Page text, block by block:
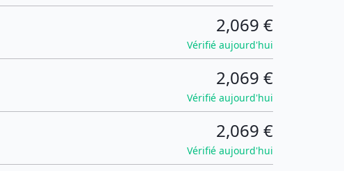
2,069 €
Vérifié aujourd'hui
2,069 €
Vérifié aujourd'hui
2,069 €
Vérifié aujourd'hui